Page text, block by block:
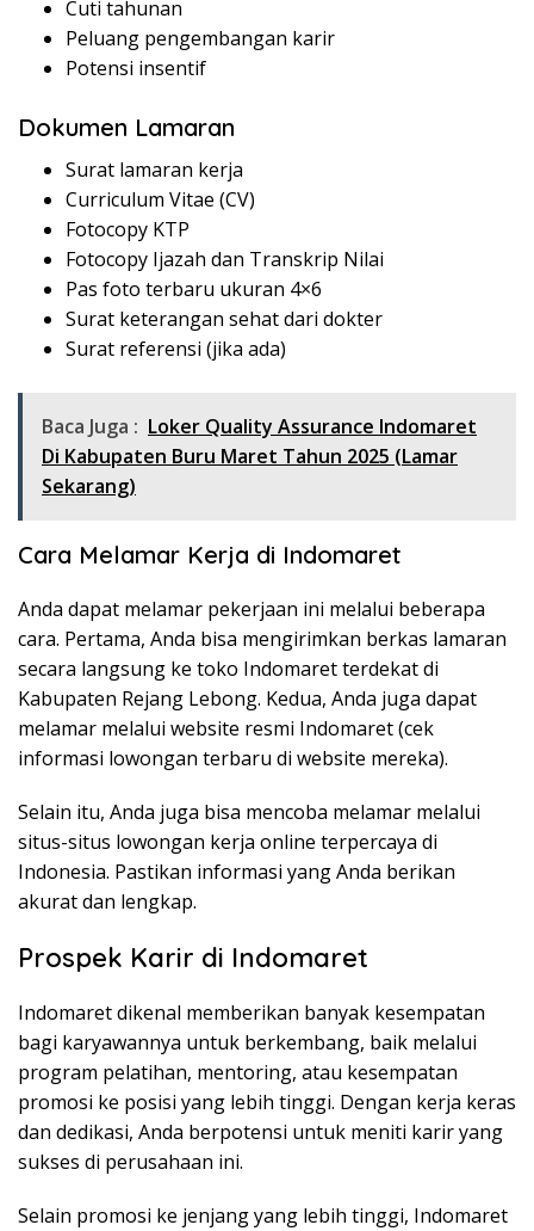
Cuti tahunan
Peluang pengembangan karir
Potensi insentif
Dokumen Lamaran
Surat lamaran kerja
Curriculum Vitae (CV)
Fotocopy KTP
Fotocopy Ijazah dan Transkrip Nilai
Pas foto terbaru ukuran 4×6
Surat keterangan sehat dari dokter
Surat referensi (jika ada)
Baca Juga : Loker Quality Assurance Indomaret
Di Kabupaten Buru Maret Tahun 2025 (Lamar
Sekarang)
Cara Melamar Kerja di Indomaret
Anda dapat melamar pekerjaan ini melalui beberapa
cara. Pertama, Anda bisa mengirimkan berkas lamaran
secara langsung ke toko Indomaret terdekat di
Kabupaten Rejang Lebong. Kedua, Anda juga dapat
melamar melalui website resmi Indomaret (cek
informasi lowongan terbaru di website mereka).
Selain itu, Anda juga bisa mencoba melamar melalui
situs-situs lowongan kerja online terpercaya di
Indonesia. Pastikan informasi yang Anda berikan
akurat dan lengkap.
Prospek Karir di Indomaret
Indomaret dikenal memberikan banyak kesempatan
bagi karyawannya untuk berkembang, baik melalui
program pelatihan, mentoring, atau kesempatan
promosi ke posisi yang lebih tinggi. Dengan kerja keras
dan dedikasi, Anda berpotensi untuk meniti karir yang
sukses di perusahaan ini.
Selain promosi ke jenjang yang lebih tinggi, Indomaret